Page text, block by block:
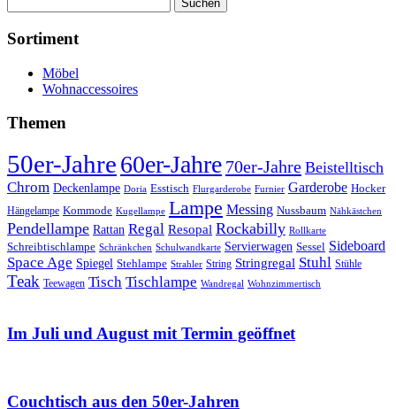
nach:
Sortiment
Möbel
Wohnaccessoires
Themen
50er-Jahre60er-Jahre 70er-Jahre Beistelltisch
Chrom Deckenlampe Doria Esstisch Flurgarderobe Furnier Garderobe Hocker
Hängelampe Kommode Kugellampe Lampe Messing Nussbaum Nähkästchen
Pendellampe Rattan Regal Resopal Rockabilly Rollkarte
Schreibtischlampe Schränkchen Schulwandkarte Servierwagen Sessel Sideboard
Space Age Spiegel Stehlampe Strahler String Stringregal Stuhl Stühle
Teak Teewagen Tisch Tischlampe Wandregal Wohnzimmertisch
Im Juli und August mit Termin geöffnet
Couchtisch aus den 50er-Jahren